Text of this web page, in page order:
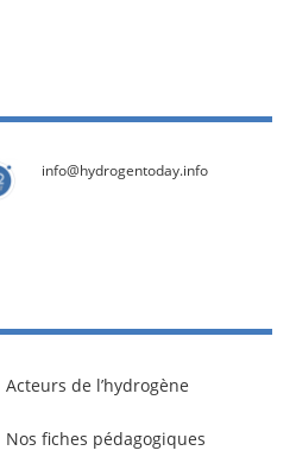
info@hydrogentoday.info
Acteurs de l’hydrogène
Nos fiches pédagogiques